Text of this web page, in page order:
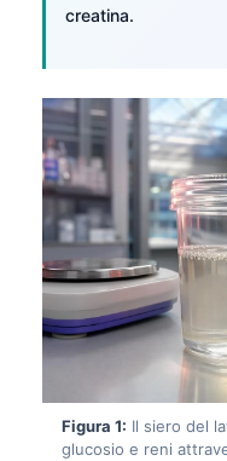
creatina.
Figura 1: Il siero del
glucosio e reni